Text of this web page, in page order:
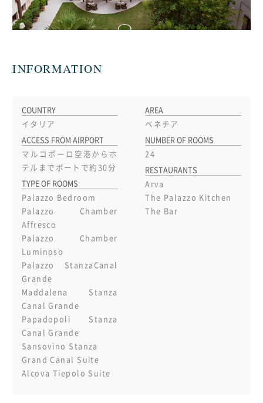
INFORMATION
COUNTRY
イタリア
ACCESS FROM AIRPORT
マルコポーロ空港からホ
テルまでボートで約30分
TYPE OF ROOMS
Palazzo Bedroom
Palazzo Chamber
Affresco
Palazzo Chamber
Luminoso
Palazzo StanzaCanal
Grande
Maddalena Stanza
Canal Grande
Papadopoli Stanza
Canal Grande
Sansovino Stanza
Grand Canal Suite
Alcova Tiepolo Suite
AREA
ベネチア
NUMBER OF ROOMS
24
RESTAURANTS
Arva
The Palazzo Kitchen
The Bar